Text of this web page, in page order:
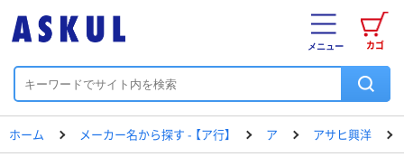
カゴ
メニュー
ホーム メーカー名から探す - 【ア行】 ア アサヒ興洋